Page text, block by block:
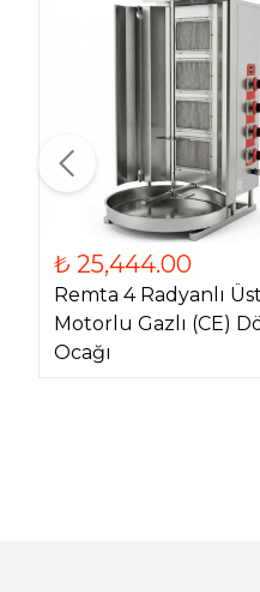
₺ 25,444.00
Remta 4 Radyanlı
Motorlu Gazlı (CE)
Ocağı